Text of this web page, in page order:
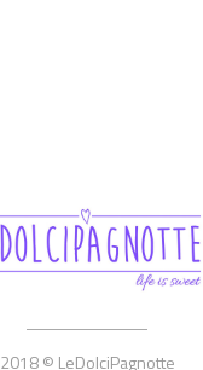
2018 © LeDolciPagnotte